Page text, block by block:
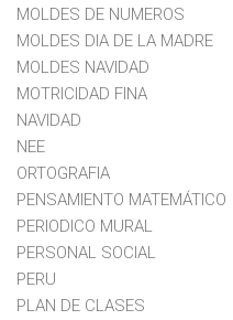
MOLDES DE NUMEROS
MOLDES DIA DE LA MADRE
MOLDES NAVIDAD
MOTRICIDAD FINA
NAVIDAD
NEE
ORTOGRAFIA
PENSAMIENTO MATEMÁTICO
PERIODICO MURAL
PERSONAL SOCIAL
PERU
PLAN DE CLASES